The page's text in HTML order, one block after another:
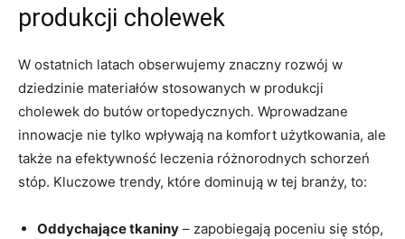
produkcji cholewek
W ostatnich latach obserwujemy znaczny rozwój w
dziedzinie materiałów stosowanych w produkcji
cholewek do butów ortopedycznych. Wprowadzane
innowacje nie tylko wpływają na komfort użytkowania, ale
także na efektywność leczenia różnorodnych schorzeń
stóp. Kluczowe trendy, które dominują w tej branży, to:
Oddychające tkaniny – zapobiegają poceniu się stóp,